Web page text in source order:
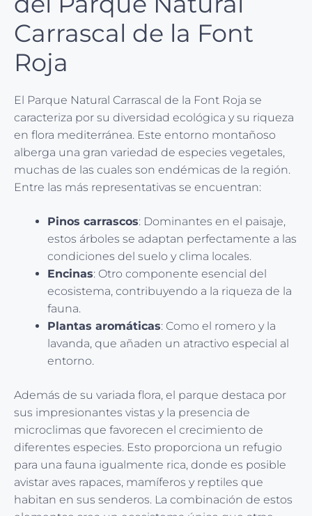
Carrascal de la Font
Roja
El Parque Natural Carrascal de la Font Roja se
caracteriza por su diversidad ecológica y su riqueza
en flora mediterránea. Este entorno montañoso
alberga una gran variedad de especies vegetales,
muchas de las cuales son endémicas de la región.
Entre las más representativas se encuentran:
Pinos carrascos: Dominantes en el paisaje,
estos árboles se adaptan perfectamente a las
condiciones del suelo y clima locales.
Encinas: Otro componente esencial del
ecosistema, contribuyendo a la riqueza de la
fauna.
Plantas aromáticas: Como el romero y la
lavanda, que añaden un atractivo especial al
entorno.
Además de su variada flora, el parque destaca por
sus impresionantes vistas y la presencia de
microclimas que favorecen el crecimiento de
diferentes especies. Esto proporciona un refugio
para una fauna igualmente rica, donde es posible
avistar aves rapaces, mamíferos y reptiles que
habitan en sus senderos. La combinación de estos